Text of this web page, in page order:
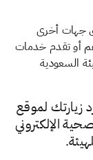
جهات أخرى
أو تقدم خدمات
السعودية
زيارتك لموقع
الإلكتروني